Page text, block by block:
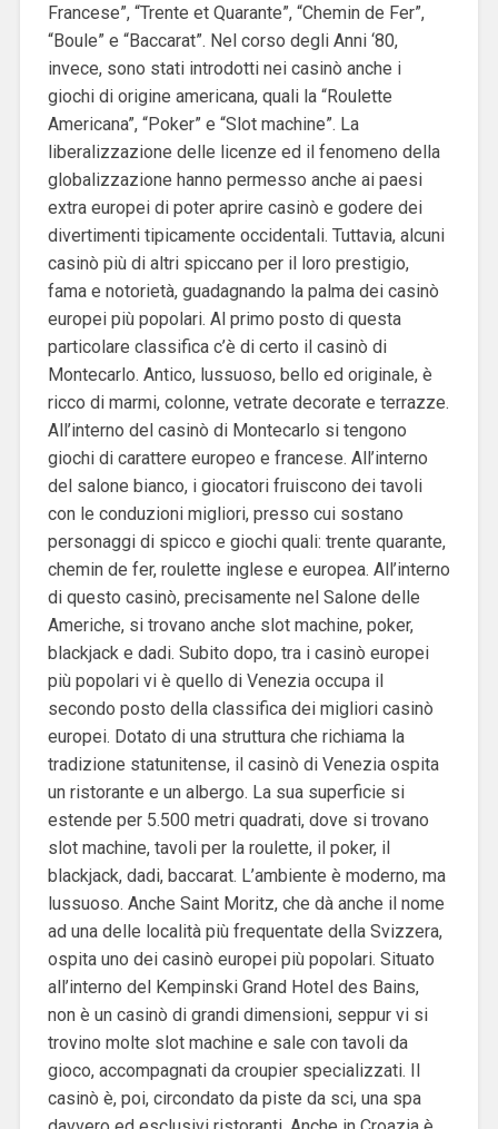
Francese”, “Trente et Quarante”, “Chemin de Fer”,
“Boule” e “Baccarat”. Nel corso degli Anni ‘80,
invece, sono stati introdotti nei casinò anche i
giochi di origine americana, quali la “Roulette
Americana”, “Poker” e “Slot machine”. La
liberalizzazione delle licenze ed il fenomeno della
globalizzazione hanno permesso anche ai paesi
extra europei di poter aprire casinò e godere dei
divertimenti tipicamente occidentali. Tuttavia, alcuni
casinò più di altri spiccano per il loro prestigio,
fama e notorietà, guadagnando la palma dei casinò
europei più popolari. Al primo posto di questa
particolare classifica c’è di certo il casinò di
Montecarlo. Antico, lussuoso, bello ed originale, è
ricco di marmi, colonne, vetrate decorate e terrazze.
All’interno del casinò di Montecarlo si tengono
giochi di carattere europeo e francese. All’interno
del salone bianco, i giocatori fruiscono dei tavoli
con le conduzioni migliori, presso cui sostano
personaggi di spicco e giochi quali: trente quarante,
chemin de fer, roulette inglese e europea. All’interno
di questo casinò, precisamente nel Salone delle
Americhe, si trovano anche slot machine, poker,
blackjack e dadi. Subito dopo, tra i casinò europei
più popolari vi è quello di Venezia occupa il
secondo posto della classifica dei migliori casinò
europei. Dotato di una struttura che richiama la
tradizione statunitense, il casinò di Venezia ospita
un ristorante e un albergo. La sua superficie si
estende per 5.500 metri quadrati, dove si trovano
slot machine, tavoli per la roulette, il poker, il
blackjack, dadi, baccarat. L’ambiente è moderno, ma
lussuoso. Anche Saint Moritz, che dà anche il nome
ad una delle località più frequentate della Svizzera,
ospita uno dei casinò europei più popolari. Situato
all’interno del Kempinski Grand Hotel des Bains,
non è un casinò di grandi dimensioni, seppur vi si
trovino molte slot machine e sale con tavoli da
gioco, accompagnati da croupier specializzati. Il
casinò è, poi, circondato da piste da sci, una spa